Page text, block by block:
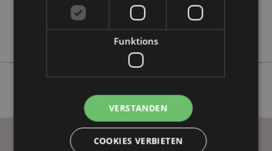
Keine
Funktions
VERSTANDEN
COOKIES VERBIETEN